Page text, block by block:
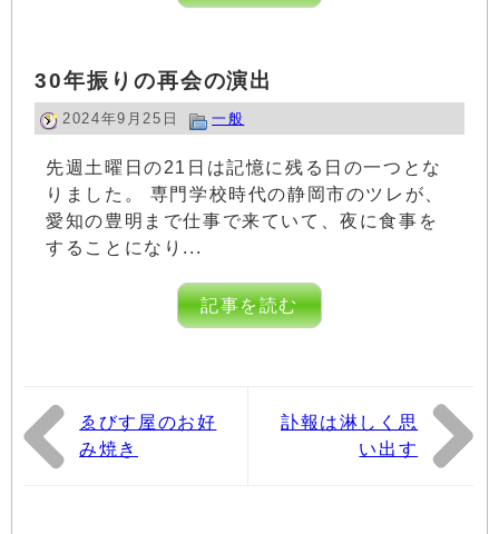
30年振りの再会の演出
2024年9月25日 一般
先週土曜日の21日は記憶に残る日の一つとな
りました。 専門学校時代の静岡市のツレが、
愛知の豊明まで仕事で来ていて、夜に食事を
することになり...
記事を読む
ゑびす屋のお好
み焼き
訃報は淋しく思
い出す